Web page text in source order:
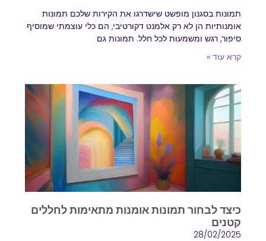
תמונות בסגנון מופשט שישדרגו את הקירות שלכם תמונות
אומנותיות הן לא רק אלמנט דקורטיבי, הם כלי עוצמתי שמוסיף
סיפור, רגש ומשמעות לכל חלל. תמונות גם
קרא עוד »
כיצד לבחור תמונות אומנות מתאימות לחללים
קטנים
28/02/2025